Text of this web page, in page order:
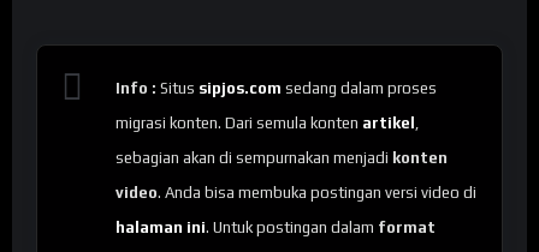
Info : Situs sipjos.com sedang dalam proses
migrasi konten. Dari semula konten artikel ,
sebagian akan di sempurnakan menjadi konten
video. Anda bisa membuka postingan versi video di
halaman ini. Untuk postingan dalam format